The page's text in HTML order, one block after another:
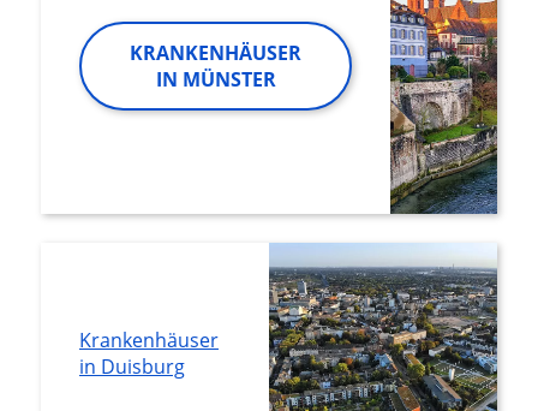
KRANKENHÄUSER
IN MÜNSTER
Krankenhäuser
in Duisburg